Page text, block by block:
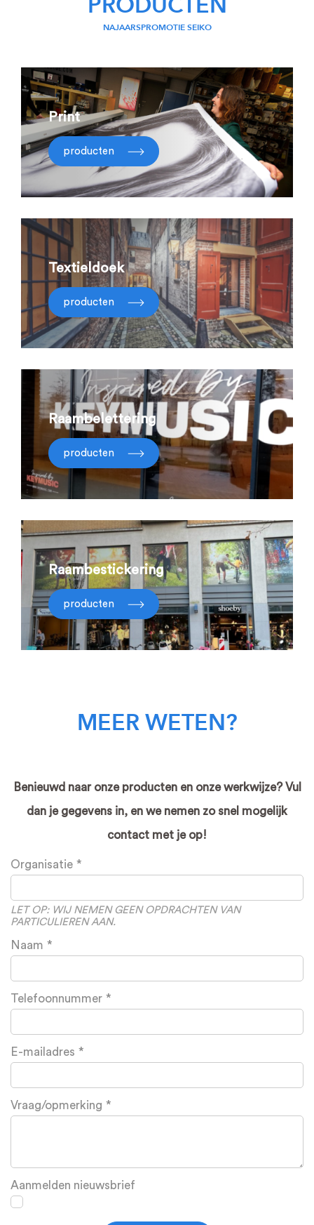
NAJAARSPROMOTIE SEIKO
Print
producten
Textieldoek
producten
Raambelettering
producten
Raambestickering
producten
MEER WETEN?
Benieuwd naar onze producten en onze werkwijze? Vul
dan je gegevens in, en we nemen zo snel mogelijk
contact met je op!
Leave
this
blank
Organisatie
LET OP: WIJ NEMEN GEEN OPDRACHTEN VAN
PARTICULIEREN AAN.
Naam
Telefoonnummer
E-mailadres
Vraag/opmerking
Aanmelden nieuwsbrief